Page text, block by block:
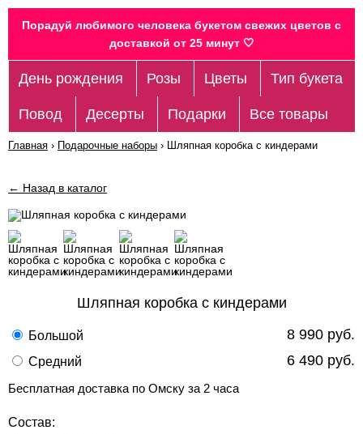
Порадуй любимого человека букетом свежих цветов c
доставкой от 25 минут 🤍
День рождения Розы Цветы Тип букета
Повод Десерты Подарки Все товары
Главная › Подарочные наборы › Шляпная коробка с киндерами
← Назад в каталог
Шляпная коробка с киндерами
Большой 8 990 руб.
Средний 6 490 руб.
Бесплатная доставка по Омску за 2 часа
Состав: